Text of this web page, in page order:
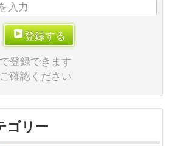
登録する
登録できます
確認ください
ゴリー